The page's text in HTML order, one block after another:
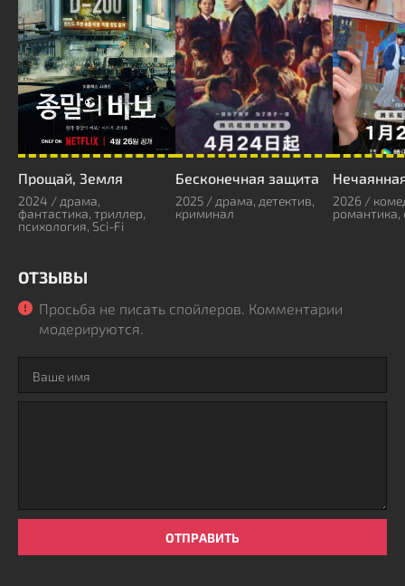
Прощай, Земля
2024 / драма,
фантастика, триллер,
психология, Sci-Fi
Бесконечная защита
2025 / драма, детектив,
криминал
2026 /
романтика,
ОТЗЫВЫ
Просьба не писать спойлеров. Комментарии
модерируются.
ОТПРАВИТЬ